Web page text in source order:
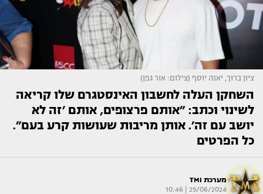
ציון ברוך, יאנה יוסף (צילום: אור גפן)
השחקן העלה לחשבון האינסטגרם שלו קריאה
לשינוי וכתב: ״אותם פרצופים, אותם ׳זה לא
יושב עם זה׳. אותן מריבות שעושות קרע בעם״.
כל הפרטים
מערכת TMI
25/06/2024 | 10:46